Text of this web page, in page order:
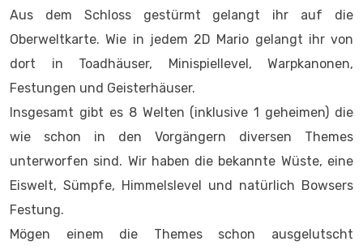
Aus dem Schloss gestürmt gelangt ihr auf die
Oberweltkarte. Wie in jedem 2D Mario gelangt ihr von
dort in Toadhäuser, Minispiellevel, Warpkanonen,
Festungen und Geisterhäuser.
Insgesamt gibt es 8 Welten (inklusive 1 geheimen) die
wie schon in den Vorgängern diversen Themes
unterworfen sind. Wir haben die bekannte Wüste, eine
Eiswelt, Sümpfe, Himmelslevel und natürlich Bowsers
Festung.
Mögen einem die Themes schon ausgelutscht